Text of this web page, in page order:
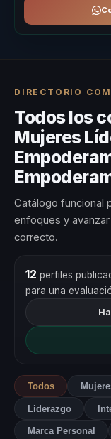
DIRECTORIO
Todos los
Mujeres
Catálogo funcional
enfoques y
correcto.
12 perfiles
para una
Todos
Liderazgo
Marca Personal